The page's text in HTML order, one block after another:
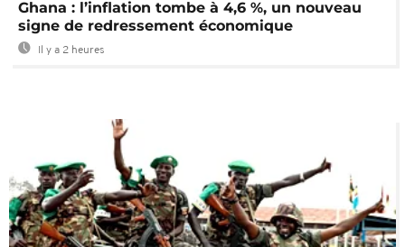
Ghana : l’inflation tombe à 4,6 %, un nouveau
signe de redressement économique
Il y a 2 heures